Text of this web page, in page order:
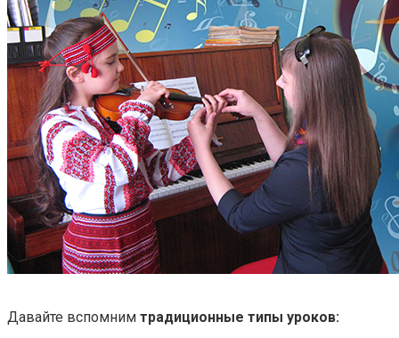
Давайте вспомним традиционные типы уроков: